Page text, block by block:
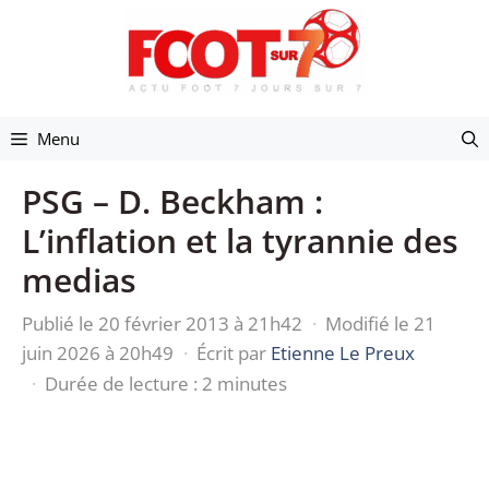
Menu
PSG – D. Beckham :
L’inflation et la tyrannie des
medias
Publié le 20 février 2013 à 21h42 · Modifié le 21
juin 2026 à 20h49 · Écrit par Etienne Le Preux
· Durée de lecture : 2 minutes